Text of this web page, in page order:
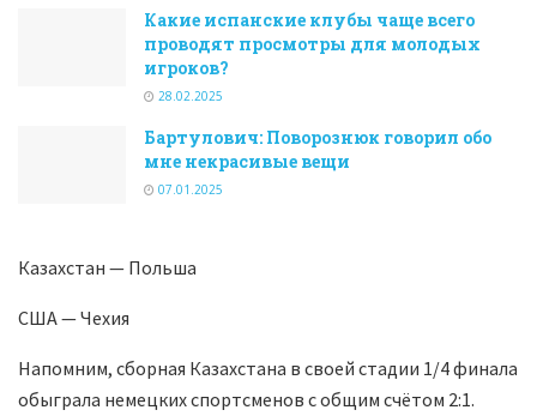
Какие испанские клубы чаще всего
проводят просмотры для молодых
игроков?
28.02.2025
Бартулович: Поворознюк говорил обо
мне некрасивые вещи
07.01.2025
Казахстан — Польша
США — Чехия
Напомним, сборная Казахстана в своей стадии 1/4 финала
обыграла немецких спортсменов с общим счётом 2:1.